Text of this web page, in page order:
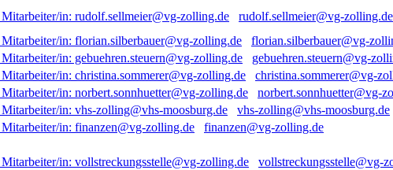
rudolf.sellmeier@vg-zolling.de
florian.silberbauer@vg-
gebuehren.steuern@vg-
christina.sommerer@vg-
norbert.sonnhuetter@vg-
vhs-zolling@vhs-moosburg.de
finanzen@vg-zolling.de
vollstreckungsstelle@vg-